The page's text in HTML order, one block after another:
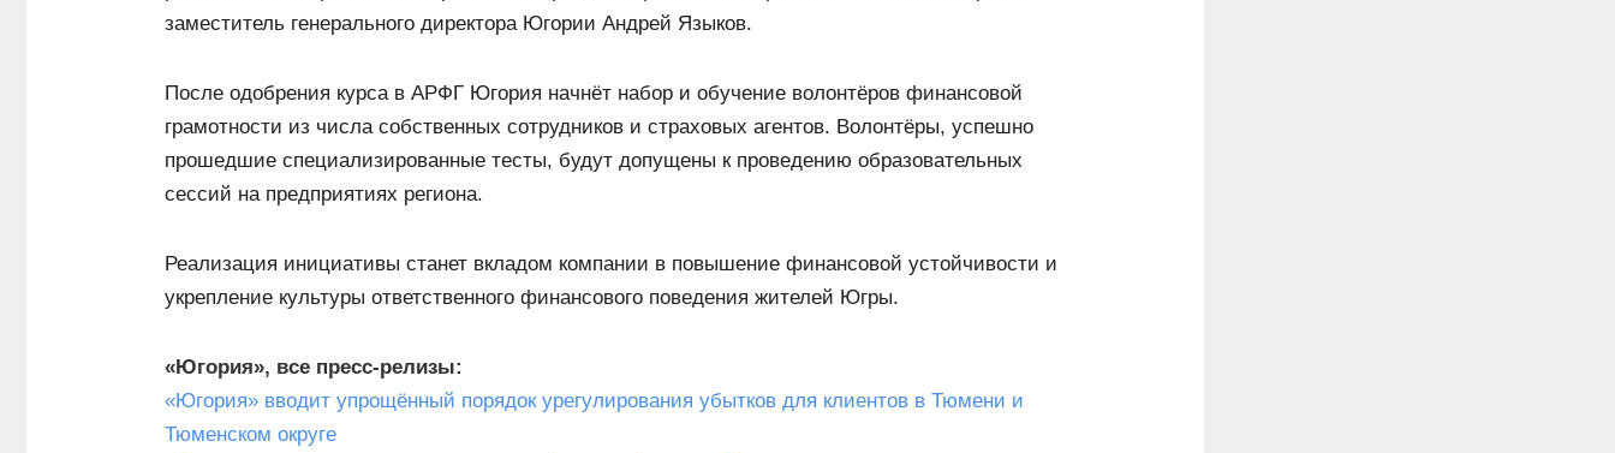
заместитель генерального директора Югории Андрей Языков.
После одобрения курса в АРФГ Югория начнёт набор и обучение волонтёров финансовой
грамотности из числа собственных сотрудников и страховых агентов. Волонтёры, успешно
прошедшие специализированные тесты, будут допущены к проведению образовательных
сессий на предприятиях региона.
Реализация инициативы станет вкладом компании в повышение финансовой устойчивости и
укрепление культуры ответственного финансового поведения жителей Югры.
«Югория», все пресс-релизы:
«Югория» вводит упрощённый порядок урегулирования убытков для клиентов в Тюмени и
Тюменском округе